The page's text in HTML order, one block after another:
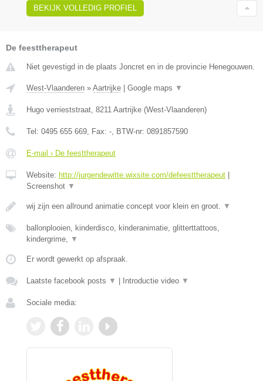
BEKIJK VOLLEDIG PROFIEL
De feesttherapeut
Niet gevestigd in de plaats Joncret en in de provincie Henegouwen.
West-Vlaanderen » Aartrijke | Google maps ▼
Hugo verrieststraat 8211 Aartrijke (West-Vlaanderen)
Tel: 0495 655 669 , Fax: - , BTW-nr: 0891857590
E-mail › De feesttherapeut
Website: http://jurgendewitte.wixsite.com/defeesttherapeut |
Screenshot ▼
wij zijn een allround animatie concept voor klein en groot. ▼
ballonplooien, kinderdisco, kinderanimatie, glitterttattoos,
kindergrime,
▼
Er wordt gewerkt op afspraak.
Laatste facebook posts ▼ | Introductie video ▼
Sociale media: